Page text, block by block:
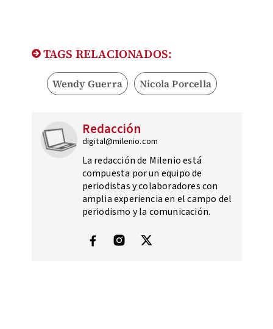
TAGS RELACIONADOS:
Wendy Guerra Nicola Porcella
Redacción
digital@milenio.com
La redacción de Milenio está
compuesta por un equipo de
periodistas y colaboradores con
amplia experiencia en el campo del
periodismo y la comunicación.